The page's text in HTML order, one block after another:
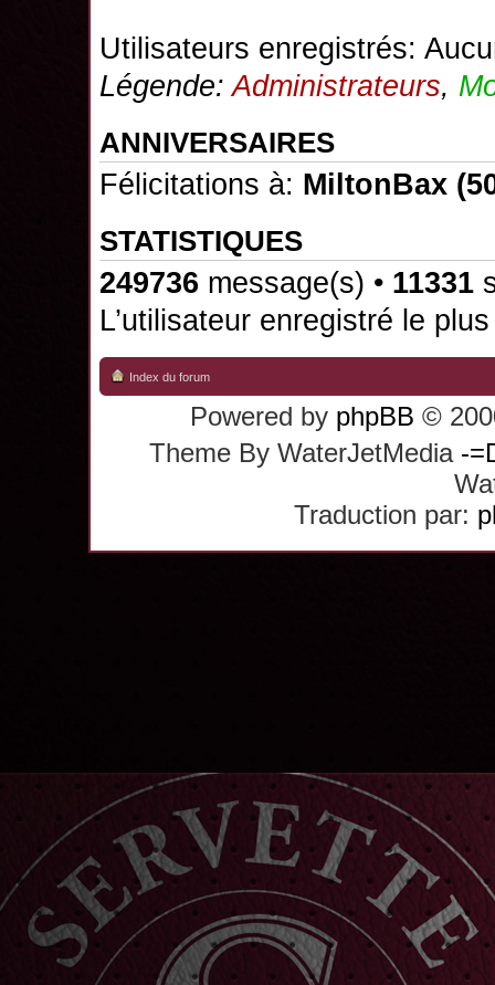
Utilisateurs enregistrés:
Légende:Administrateurs,
ANNIVERSAIRES
Félicitations à: MiltonBax
STATISTIQUES
249736 message(s) • 11331
L’utilisateur enregistré le
Index du forum
Powered by phpBB ©
Theme By WaterJetMedia -
Traduction par: